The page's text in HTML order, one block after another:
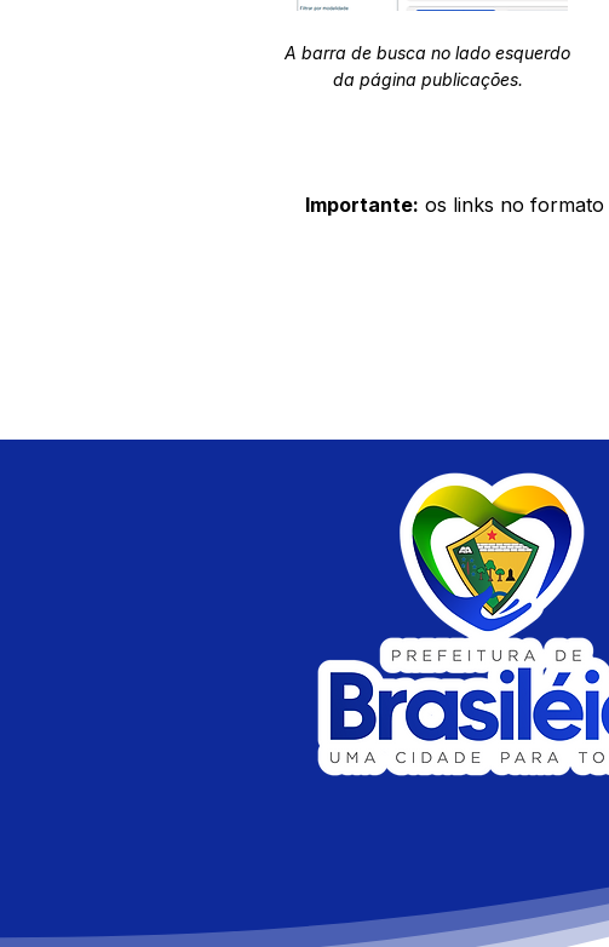
A barra de busca no lado esquerdo
da página publicações.
Importante: os links no formato